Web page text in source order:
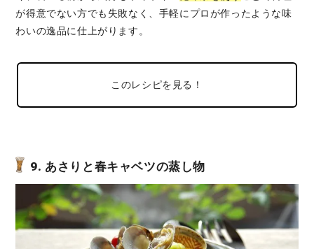
が得意でない方でも失敗なく、手軽にプロが作ったような味
わいの逸品に仕上がります。
このレシピを見る！
9. あさりと春キャベツの蒸し物